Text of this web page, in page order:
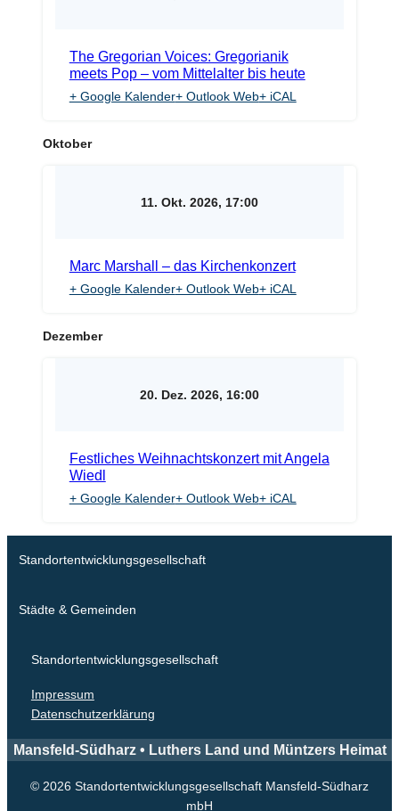
The Gregorian Voices: Gregorianik
meets Pop – vom Mittelalter bis heute
+ Google Kalender+ Outlook Web+ iCAL
Oktober
11. Okt. 2026, 17:00
Marc Marshall – das Kirchenkonzert
+ Google Kalender+ Outlook Web+ iCAL
Dezember
20. Dez. 2026, 16:00
Festliches Weihnachtskonzert mit Angela
Wiedl
+ Google Kalender+ Outlook Web+ iCAL
Standortentwicklungsgesellschaft
Städte & Gemeinden
Standortentwicklungsgesellschaft
Impressum
Datenschutzerklärung
Mansfeld-Südharz • Luthers Land und Müntzers Heimat
© 2026 Standortentwicklungsgesellschaft Mansfeld-Südharz
mbH